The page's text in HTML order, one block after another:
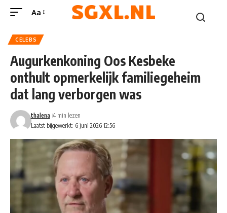
Aa
CELEBS
Augurkenkoning Oos Kesbeke
onthult opmerkelijk familiegeheim
dat lang verborgen was
Laatst bijgewerkt: 6 juni 2026 12:56
thalena 4 min lezen